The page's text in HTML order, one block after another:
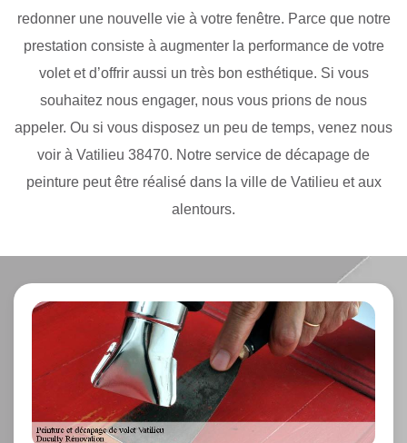
redonner une nouvelle vie à votre fenêtre. Parce que notre
prestation consiste à augmenter la performance de votre
volet et d’offrir aussi un très bon esthétique. Si vous
souhaitez nous engager, nous vous prions de nous
appeler. Ou si vous disposez un peu de temps, venez nous
voir à Vatilieu 38470. Notre service de décapage de
peinture peut être réalisé dans la ville de Vatilieu et aux
alentours.